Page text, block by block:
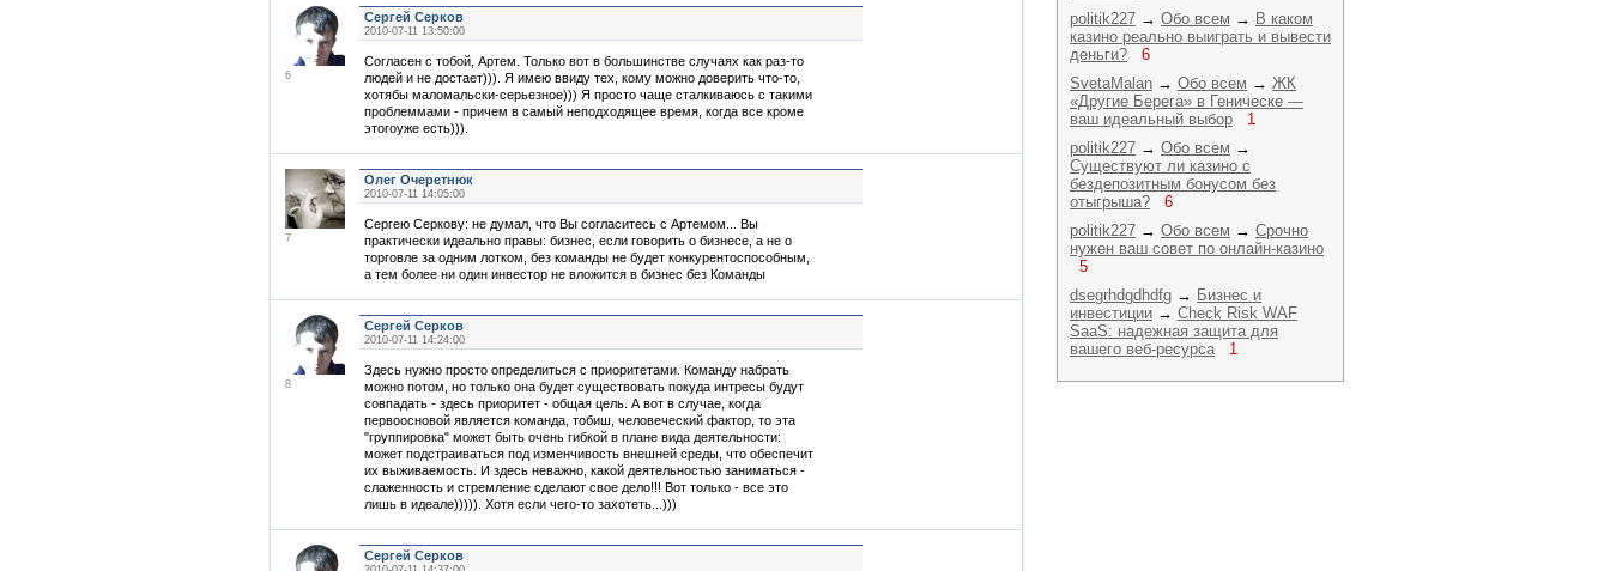
politik227 → Обо всем → В каком
казино реально выиграть и вывести
деньги?
6
SvetaMalan → Обо всем → ЖК
«Другие Берега» в Геническе —
ваш идеальный выбор
1
politik227 → Обо всем →
Существуют ли казино с
бездепозитным бонусом без
отыгрыша?
6
politik227 → Обо всем → Срочно
нужен ваш совет по онлайн-казино
5
dsegrhdgdhdfg → Бизнес и
инвестиции → Check Risk WAF
SaaS: надежная защита для
вашего веб-ресурса
1
6
Сергей Серков
2010-07-11 13:50:00
Согласен с тобой, Артем. Только вот в большинстве случаях как раз-то
людей и не достает))). Я имею ввиду тех, кому можно доверить что-то,
хотябы маломальски-серьезное))) Я просто чаще сталкиваюсь с такими
проблеммами - причем в самый неподходящее время, когда все кроме
этогоуже есть))).
7
Олег Очеретнюк
2010-07-11 14:05:00
Сергею Серкову: не думал, что Вы согласитесь с Артемом... Вы
практически идеально правы: бизнес, если говорить о бизнесе, а не о
торговле за одним лотком, без команды не будет конкурентоспособным,
а тем более ни один инвестор не вложится в бизнес без Команды
8
Сергей Серков
2010-07-11 14:24:00
Здесь нужно просто определиться с приоритетами. Команду набрать
можно потом, но только она будет существовать покуда интресы будут
совпадать - здесь приоритет - общая цель. А вот в случае, когда
первоосновой является команда, тобиш, человеческий фактор, то эта
"группировка" может быть очень гибкой в плане вида деятельности:
может подстраиваться под изменчивость внешней среды, что обеспечит
их выживаемость. И здесь неважно, какой деятельностью заниматься -
слаженность и стремление сделают свое дело!!! Вот только - все это
лишь в идеале))))). Хотя если чего-то захотеть...)))
Сергей Серков